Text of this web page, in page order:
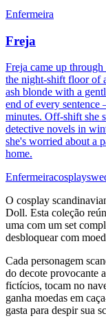
Enfermeira
Freja
Freja came up
the night-shift floor of
ash blonde with a
end of every
minutes. Off-shift she
detective novels in
she's worried about a
home.
Enfermeiracosplay
O cosplay
Doll. Esta coleção
uma com um set
desbloquear com
Cada personagem
do decote provocante
fictícios, tocam no
ganha moedas em
gasta para despir sua